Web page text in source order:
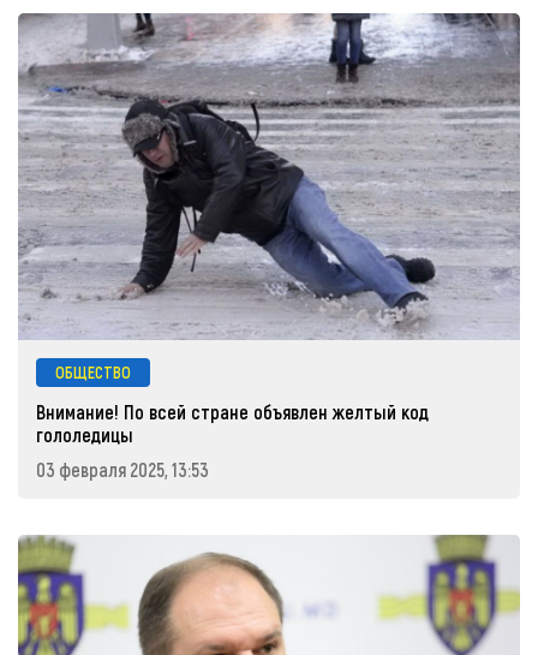
ОБЩЕСТВО
Внимание! По всей стране объявлен желтый код
гололедицы
03 февраля 2025, 13:53